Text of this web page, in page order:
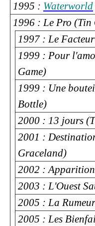
1995 : Waterworld
1996 : Le Pro (Tin
1997 : Le
1999 : Pour
Game)
1999 : Une
Bottle)
2000 : 13 jours
2001 :
Graceland)
2002 :
2003 : L'Ouest
2005 : La
2005 : Les